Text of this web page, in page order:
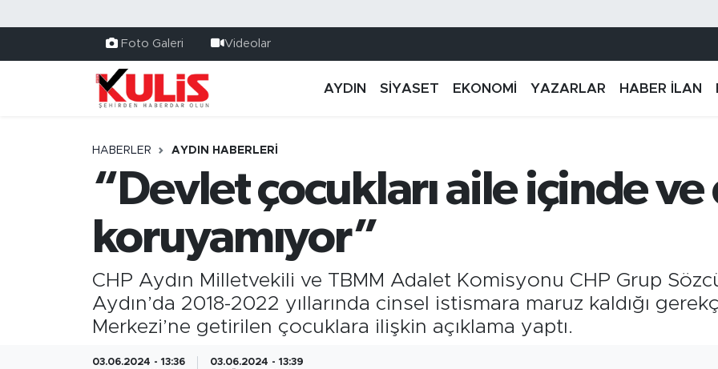
Foto Galeri Videolar
AYDIN SİYASET EKONOMİ YAZARLAR HABER İLAN
HABERLER AYDIN HABERLERI
“Devlet çocukları aile içinde ve
koruyamıyor”
CHP Aydın Milletvekili ve TBMM Adalet Komisyonu CHP Grup
Aydın’da 2018-2022 yıllarında cinsel istismara maruz kaldığı
Merkezi’ne getirilen çocuklara ilişkin açıklama yaptı.
03.06.2024 - 13:36 03.06.2024 - 13:39